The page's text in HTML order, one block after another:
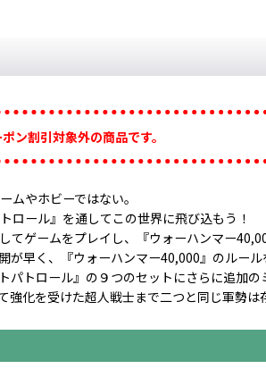
ン割引対象外の商品です。
ムやホビーではない。
ロール』を通してこの世界に飛び込もう！
てゲームをプレイし、『ウォーハンマー
が早く、『ウォーハンマー40,000』のルール
トロール』の９つのセットにさらに追加の
化を受けた超人戦士まで二つと同じ軍勢は